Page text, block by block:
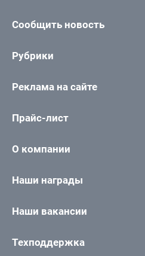
Сообщить новость
Рубрики
Реклама на сайте
Прайс-лист
О компании
Наши награды
Наши вакансии
Техподдержка